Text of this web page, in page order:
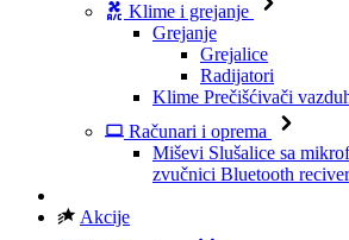
Klime i grejanje
Grejanje
Grejalice
Radijatori
Klime Prečišćivači
Računari i oprema
Miševi Slušalice sa
zvučnici Bluetooth
Akcije